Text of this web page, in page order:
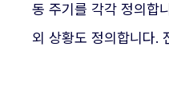
동 주기를 각각 정의합
외 상황도 정의합니다.